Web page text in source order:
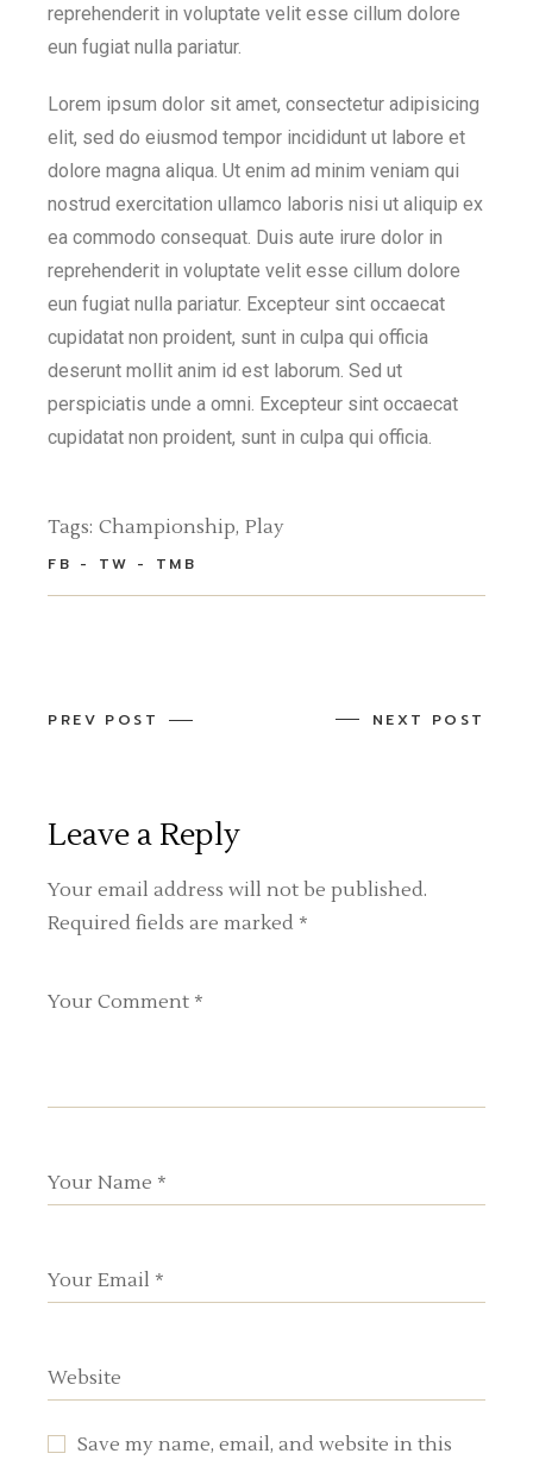
reprehenderit in voluptate velit esse cillum dolore
eun fugiat nulla pariatur.
Lorem ipsum dolor sit amet, consectetur adipisicing
elit, sed do eiusmod tempor incididunt ut labore et
dolore magna aliqua. Ut enim ad minim veniam qui
nostrud exercitation ullamco laboris nisi ut aliquip ex
ea commodo consequat. Duis aute irure dolor in
reprehenderit in voluptate velit esse cillum dolore
eun fugiat nulla pariatur. Excepteur sint occaecat
cupidatat non proident, sunt in culpa qui officia
deserunt mollit anim id est laborum. Sed ut
perspiciatis unde a omni. Excepteur sint occaecat
cupidatat non proident, sunt in culpa qui officia.
Tags: Championship Play
FB TW TMB
PREV POST NEXT POST
Leave a Reply
Your email address will not be published.
Required fields are marked *
Save my name, email, and website in this